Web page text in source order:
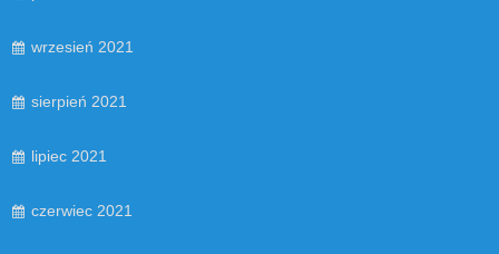
wrzesień 2021
sierpień 2021
lipiec 2021
czerwiec 2021